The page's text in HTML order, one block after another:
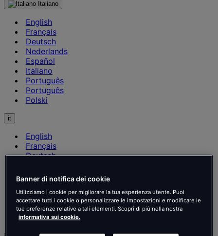
Italiano
English
Français
Deutsch
Nederlands
Español
Italiano
Português
Português
Polski
it
English
Français
Deutsch
Español
Italiano
Português
Português
Polski
Banner di notifica dei cookie
Utilizziamo i cookie per migliorare la tua esperienza utente. Puoi
accettare tutti i cookie o personalizzare le impostazioni e modificare le
tue preferenze relative a tali elementi. Scopri di più nella nostra
informativa sui cookie.